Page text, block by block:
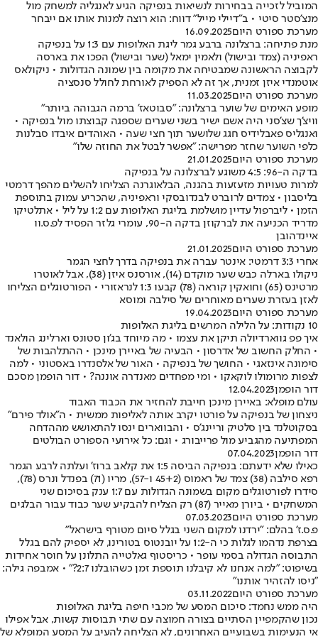
המוביל לזכייה בבחירות לנשיאות בנפיקה הגיע לאנגליה למשחק מול
מנצ'סטר סיטי • ב"דיילי מייל" דווח: הוא רוצה למנות אותו אם ייבחר
מערכת ספורט היום16.09.2025
מנת פתיחה: ברצלונה ברבע גמר ליגת האלופות עם 1:3 על בנפיקה
ראפיניה (צמד ובישול) ולאמין ימאל (שער ובישול) הפכו את בארסה
לקבוצה הראשונה שמבטיחה את מקומה בין שמונה הגדולות • ניקולאס
אוטמנדי איזן זמנית, אך זה לא הספיק לאורחת לחולל סנסציה
מערכת ספורט היום11.03.2025
מופע האימים של שוער ברצלונה: "סבוטאז' ברמה הגבוהה ביותר"
וויצ'ך שצ'סני היה אשם ישיר בשני שערים שספגה קבוצתו מול בנפיקה •
ואנגליס פאבלידיס חגג שלושער תוך חצי שעה • האוהדים איבדו סבלנות
כלפי השוער שחזר מפרישה: "אפשר לבטל את החוזה שלו"
מערכת ספורט היום21.01.2025
בדקה ה-96: 4:5 משוגע לברצלונה על בנפיקה
למרות טעויות מזעזעות בהגנה, הבלאוגרנה הצליחו להשלים מהפך דרמטי
בליסבון • צמדים לרוברט לבנדובסקי וראפיניה, שהכריע עמוק בתוספת
הזמן • ליברפול עדיין מושלמת בליגת האלופות עם 1:2 על ליל • אתלטיקו
מדריד הכניעה את לברקוזן בדקה ה-90, עומרי גלזר הפסיד לפ.ס.וו
איינדהובן
מערכת ספורט היום21.01.2025
אחרי 3:3 דרמטי: אינטר עברה את בנפיקה בדרך לחצי הגמר
ניקולו בארלה כבש שער מוקדם (14), אורסנס איזן (38), אבל לאוטרו
מרטינס (65) וחואקין קוראה (78) קבעו 1:3 לנראזורי • הפורטוגלים הצליחו
לאזן בעזרת שערים מאוחרים של סילבה ומוסא
מערכת ספורט היום19.04.2023
10 נקודות: על הלילה המרשים בליגת האלופות
איך פפ גווארדיולה תיקן את עצמו • מה מיוחד בג'ון סטונס וארלינג הולאנד
• החלק החשוב של אדרסון • הבעיה של באיירן מינכן • ההתלהבות של
סימונה אינזאגי • החושך של בנפיקה • האור של אלסנדרו באסטוני • למה
לצפות מרומולו לוקאקו • ומי מפחדים מאנדרה אוננה? • דור הופמן מסכם
דור הופמן12.04.2023
עולם מופלא: באיירן מינכן חייבת להחזיר את הכבוד האבוד
ניצחון של בנפיקה על פורטו יקרב אותה לאליפות ממשית • ה"אולד פירם"
בסקוטלנד בין סלטיק וריינג'ס • והבווארים ינסו להתאושש מההדחה
המפתיעה מהגביע מול פרייבורג • וגם: כל אירועי הספורט הבולטים
דור הופמן07.04.2023
כאילו שלא ידעתם: בנפיקה הביסה 1:5 את קלאב ברוז' ועלתה לרבע הגמר
רפא סילבה (38) צמד של ראמוס (45+2 ו-57), מריו (71) בפנדל ונרס (78),
סידרו לפורטוגלים מקום בשמונה הגדולות עם 1:7 ענק בסיכום שני
המשחקים • ביורן מאייר (87) רק הצליח להבקיע שער כבוד עבור הבלגים
מערכת ספורט היום07.03.2023
פ.ס.ז' בהלם: "ירדנו למקום השני בגלל סיום מטורף בישראל"
בצרפת נדהמו לגלות כי ה-1:2 על יובנטוס בטורינו, לא יספיק להם בגלל
התבוסה הגדולה בסמי עופר • כריסטוף גאלטייה התלונן על חוסר אחידות
בשיפוט: "למה אנחנו לא קיבלנו תוספת זמן כשהובלנו 2:7?" • אמבפה גילה:
"ניסו להזהיר אותנו"
מערכת ספורט היום03.11.2022
היה ממש נחמד: סיכום המסע של מכבי חיפה בליגת האלופות
נכון שהקמפיין הסתיים בצורה חמוצה עם שתי תבוסות קשות, אבל אפילו
אי הנעימות בשבועיים האחרונים, לא הצליחה להעיב על המסע המופלא של